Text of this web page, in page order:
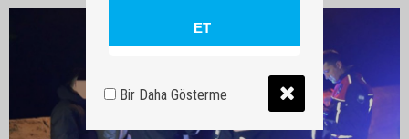
ET
Bir Daha Gösterme